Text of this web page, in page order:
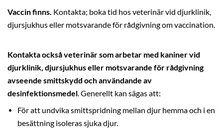
Vaccin finns. Kontakta; boka tid hos veterinär vid djurklinik,
djursjukhus eller motsvarande för rådgivning om vaccination.
Kontakta också veterinär som arbetar med kaniner vid
djurklinik, djursjukhus eller motsvarande för rådgivning
avseende smittskydd och användande av
desinfektionsmedel. Generellt kan sägas att:
För att undvika smittspridning mellan djur hemma och i en
besättning isoleras sjuka djur.